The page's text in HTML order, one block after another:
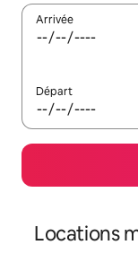
Arrivée
Départ
Locations